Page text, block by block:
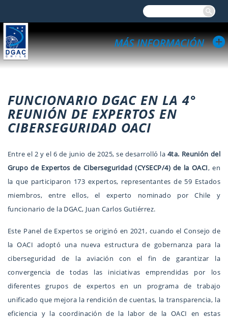
FUNCIONARIO DGAC EN LA 4°
REUNIÓN DE EXPERTOS EN
CIBERSEGURIDAD OACI
Entre el 2 y el 6 de junio de 2025, se desarrolló la 4ta. Reunión del
Grupo de Expertos de Ciberseguridad (CYSECP/4) de la OACI, en
la que participaron 173 expertos, representantes de 59 Estados
miembros, entre ellos, el experto nominado por Chile y
funcionario de la DGAC, Juan Carlos Gutiérrez.
Este Panel de Expertos se originó en 2021, cuando el Consejo de
la OACI adoptó una nueva estructura de gobernanza para la
ciberseguridad de la aviación con el fin de garantizar la
convergencia de todas las iniciativas emprendidas por los
diferentes grupos de expertos en un programa de trabajo
unificado que mejora la rendición de cuentas, la transparencia, la
eficiencia y la coordinación de la labor de la OACI en estas